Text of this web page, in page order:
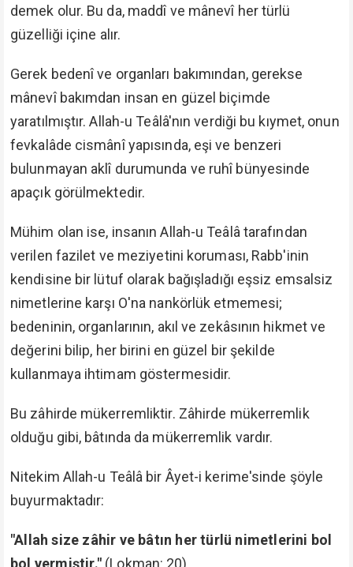
demek olur. Bu da, maddî ve mânevî her türlü
güzelliği içine alır.
Gerek bedenî ve organları bakımından, gerekse
mânevî bakımdan insan en güzel biçimde
yaratılmıştır. Allah-u Teâlâ'nın verdiği bu kıymet, onun
fevkalâde cismânî yapısında, eşi ve benzeri
bulunmayan aklî durumunda ve ruhî bünyesinde
apaçık görülmektedir.
Mühim olan ise, insanın Allah-u Teâlâ tarafından
verilen fazilet ve meziyetini koruması, Rabb'inin
kendisine bir lütuf olarak bağışladığı eşsiz emsalsiz
nimetlerine karşı O'na nankörlük etmemesi;
bedeninin, organlarının, akıl ve zekâsının hikmet ve
değerini bilip, her birini en güzel bir şekilde
kullanmaya ihtimam göstermesidir.
Bu zâhirde mükerremliktir. Zâhirde mükerremlik
olduğu gibi, bâtında da mükerremlik vardır.
Nitekim Allah-u Teâlâ bir Âyet-i kerime'sinde şöyle
buyurmaktadır:
"Allah size zâhir ve bâtın her türlü nimetlerini bol
bol vermiştir." (Lokman: 20)